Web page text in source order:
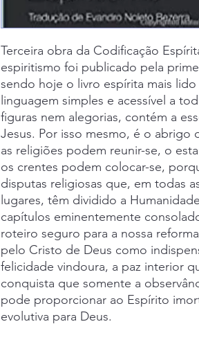
Terceira obra da Codificação
espiritismo foi publicado pela
sendo hoje o livro espírita mais
linguagem simples e acessível a
figuras nem alegorias, contém a
Jesus. Por isso mesmo, é o abrigo
as religiões podem reunir-se, o
os crentes podem colocar-se,
disputas religiosas que, em todas
lugares, têm dividido a
capítulos eminentemente
roteiro seguro para a nossa
pelo Cristo de Deus como
felicidade vindoura, a paz interior
conquista que somente a
pode proporcionar ao Espírito
evolutiva para Deus.